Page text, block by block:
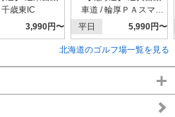
歳東IC
3,990円〜
車道 / 輪厚ＰＡスマー
トIC
平日 5,990円〜
北海道のゴルフ場一覧を見る